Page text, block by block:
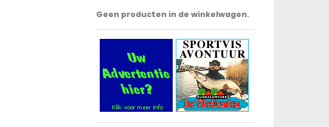
Geen producten in de winkelwagen.